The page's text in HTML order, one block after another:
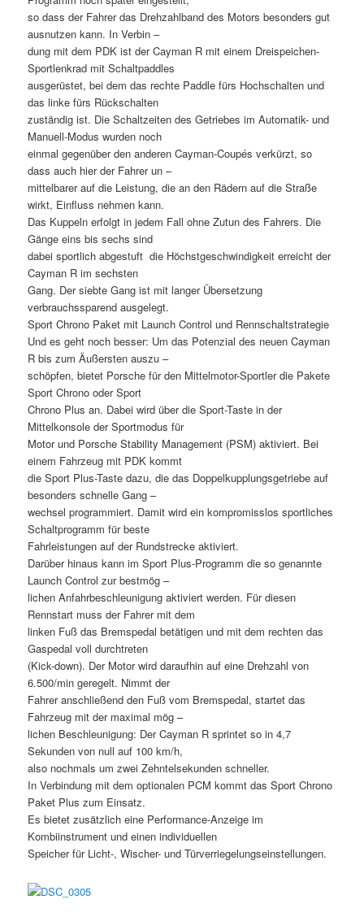
so dass der Fahrer das Drehzahlband des Motors besonders gut
ausnutzen kann. In Verbin –
dung mit dem PDK ist der Cayman R mit einem Dreispeichen-
Sportlenkrad mit Schaltpaddles
ausgerüstet, bei dem das rechte Paddle fürs Hochschalten und
das linke fürs Rückschalten
zuständig ist. Die Schaltzeiten des Getriebes im Automatik- und
Manuell-Modus wurden noch
einmal gegenüber den anderen Cayman-Coupés verkürzt, so
dass auch hier der Fahrer un –
mittelbarer auf die Leistung, die an den Rädern auf die Straße
wirkt, Einfluss nehmen kann.
Das Kuppeln erfolgt in jedem Fall ohne Zutun des Fahrers. Die
Gänge eins bis sechs sind
dabei sportlich abgestuft  die Höchstgeschwindigkeit erreicht der
Cayman R im sechsten
Gang. Der siebte Gang ist mit langer Übersetzung
verbrauchssparend ausgelegt.
Sport Chrono Paket mit Launch Control und Rennschaltstrategie
Und es geht noch besser: Um das Potenzial des neuen Cayman
R bis zum Äußersten auszu –
schöpfen, bietet Porsche für den Mittelmotor-Sportler die Pakete
Sport Chrono oder Sport
Chrono Plus an. Dabei wird über die Sport-Taste in der
Mittelkonsole der Sportmodus für
Motor und Porsche Stability Management (PSM) aktiviert. Bei
einem Fahrzeug mit PDK kommt
die Sport Plus-Taste dazu, die das Doppelkupplungsgetriebe auf
besonders schnelle Gang –
wechsel programmiert. Damit wird ein kompromisslos sportliches
Schaltprogramm für beste
Fahrleistungen auf der Rundstrecke aktiviert.
Darüber hinaus kann im Sport Plus-Programm die so genannte
Launch Control zur bestmög –
lichen Anfahrbeschleunigung aktiviert werden. Für diesen
Rennstart muss der Fahrer mit dem
linken Fuß das Bremspedal betätigen und mit dem rechten das
Gaspedal voll durchtreten
(Kick-down). Der Motor wird daraufhin auf eine Drehzahl von
6.500/min geregelt. Nimmt der
Fahrer anschließend den Fuß vom Bremspedal, startet das
Fahrzeug mit der maximal mög –
lichen Beschleunigung: Der Cayman R sprintet so in 4,7
Sekunden von null auf 100 km/h,
also nochmals um zwei Zehntelsekunden schneller.
In Verbindung mit dem optionalen PCM kommt das Sport Chrono
Paket Plus zum Einsatz.
Es bietet zusätzlich eine Performance-Anzeige im
Kombiinstrument und einen individuellen
Speicher für Licht-, Wischer- und Türverriegelungseinstellungen.